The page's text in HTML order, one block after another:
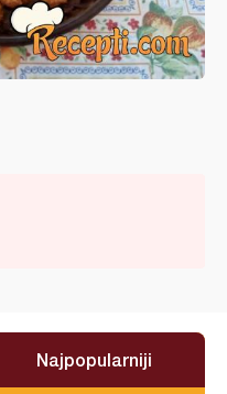
Najpopularniji